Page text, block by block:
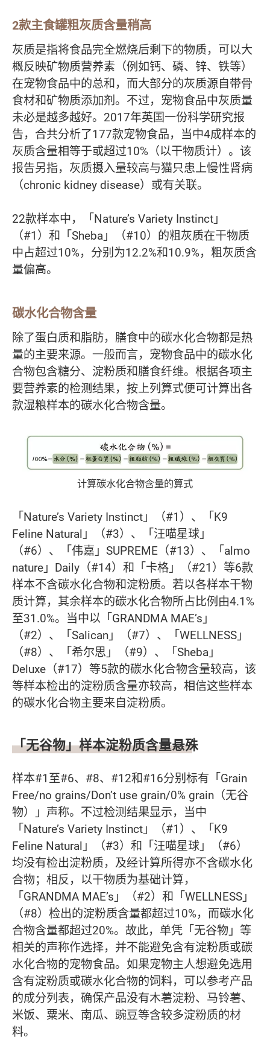
2款主食罐粗灰质含量稍高
灰质是指将食品完全燃烧后剩下的物质，可以大
概反映矿物质营养素（例如钙、磷、锌、铁等）
在宠物食品中的总和，而大部分的灰质源自带骨
食材和矿物质添加剂。不过，宠物食品中灰质量
未必是越多越好。2017年英国一份科学研究报
告，合共分析了177款宠物食品，当中4成样本的
灰质含量相等于或超过10%（以干物质计）。该
报告另指，灰质摄入量较高与猫只患上慢性肾病
（chronic kidney disease）或有关联。
22款样本中，「Nature’s Variety Instinct」
（#1）和「Sheba」（#10）的粗灰质在干物质
中占超过10%，分别为12.2%和10.9%，粗灰质含
量偏高。
碳水化合物含量
除了蛋白质和脂肪，膳食中的碳水化合物都是热
量的主要来源。一般而言，宠物食品中的碳水化
合物包含糖分、淀粉质和膳食纤维。根据各项主
要营养素的检测结果，按上列算式便可计算出各
款湿粮样本的碳水化合物含量。
计算碳水化合物含量的算式
「Nature’s Variety Instinct」（#1）、「K9
Feline Natural」（#3）、「汪喵星球」
（#6）、「伟嘉」SUPREME（#13）、「almo
nature」Daily（#14）和「卡格」（#21）等6款
样本不含碳水化合物和淀粉质。若以各样本干物
质计算，其余样本的碳水化合物所占比例由4.1%
至31.0%。当中以「GRANDMA MAE’s」
（#2）、「Salican」（#7）、「WELLNESS」
（#8）、「希尔思」（#9）、「Sheba」
Deluxe（#17）等5款的碳水化合物含量较高，该
等样本检出的淀粉质含量亦较高，相信这些样本
的碳水化合物主要来自淀粉质。
「无谷物」样本淀粉质含量悬殊
样本#1至#6、#8、#12和#16分别标有「Grain
Free/no grains/Don’t use grain/0% grain（无谷
物）」声称。不过检测结果显示，当中
「Nature’s Variety Instinct」（#1）、「K9
Feline Natural」（#3）和「汪喵星球」（#6）
均没有检出淀粉质，及经计算所得亦不含碳水化
合物；相反，以干物质为基础计算，
「GRANDMA MAE’s」（#2）和「WELLNESS」
（#8）检出的淀粉质含量都超过10%，而碳水化
合物含量都超过20%。故此，单凭「无谷物」等
相关的声称作选择，并不能避免含有淀粉质或碳
水化合物的宠物食品。如果宠物主人想避免选用
含有淀粉质或碳水化合物的饲料，可以参考产品
的成分列表，确保产品没有木薯淀粉、马铃薯、
米饭、粟米、南瓜、豌豆等含较多淀粉质的材
料。